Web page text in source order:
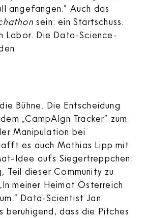
angefangen.“ Auch das
sein: ein Startschuss.
Labor. Die Data-Science-
Bühne. Die Entscheidung
„CampAIgn Tracker“ zum
Manipulation bei
es auch Mathias Lipp mit
Idee aufs Siegertreppchen.
Teil dieser Community zu
meiner Heimat Österreich
Data-Scientist Jan
beruhigend, dass die Pitches